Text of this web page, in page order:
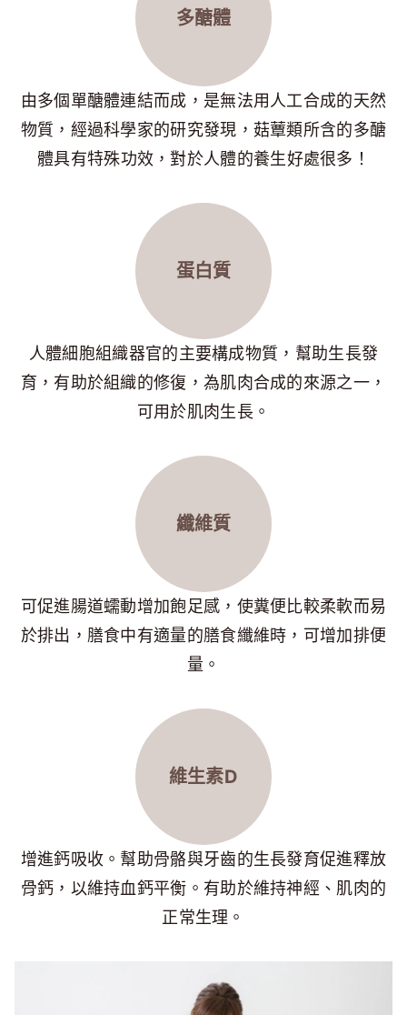
多醣體
由多個單醣體連結而成，是無法用人工合成的天然
物質，經過科學家的研究發現，菇蕈類所含的多醣
體具有特殊功效，對於人體的養生好處很多！
蛋白質
人體細胞組織器官的主要構成物質，幫助生長發
育，有助於組織的修復，為肌肉合成的來源之一，
可用於肌肉生長。
纖維質
可促進腸道蠕動增加飽足感，使糞便比較柔軟而易
於排出，膳食中有適量的膳食纖維時，可增加排便
量。
維生素D
增進鈣吸收。幫助骨骼與牙齒的生長發育促進釋放
骨鈣，以維持血鈣平衡。有助於維持神經、肌肉的
正常生理。